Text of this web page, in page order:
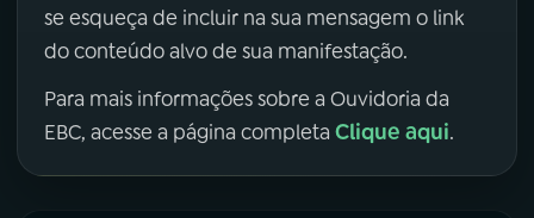
se esqueça de incluir na sua mensagem o link
do conteúdo alvo de sua manifestação.
Para mais informações sobre a Ouvidoria da
EBC, acesse a página completa Clique aqui.